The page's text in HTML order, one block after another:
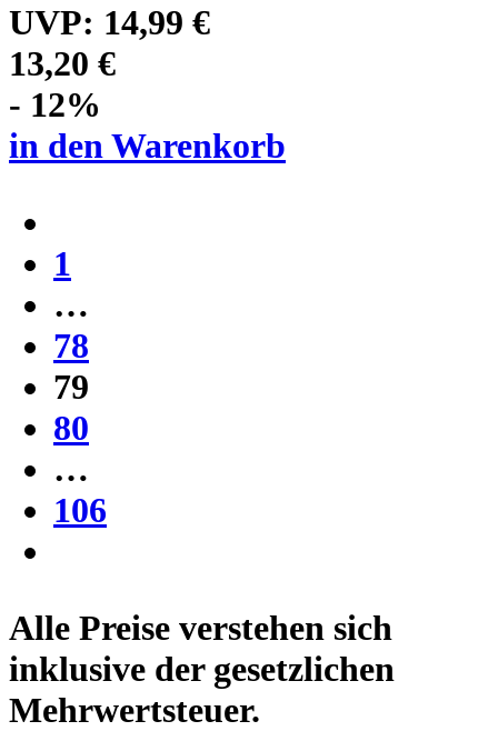
UVP: 14,99 €
13,20 €
- 12%
in den Warenkorb
1
…
78
79
80
…
106
Alle Preise verstehen sich
inklusive der gesetzlichen
Mehrwertsteuer.